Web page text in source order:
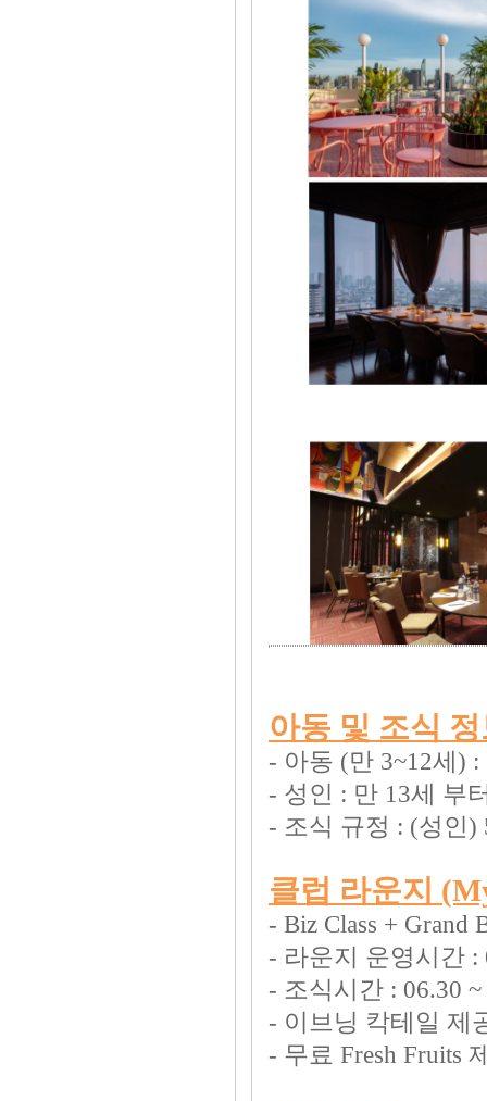
아동 및 조식
- 아동 (만 3~12세)
- 성인 : 만 13세 부
- 조식 규정 : (성인)
클럽 라운지
- Biz Class + Grand
- 라운지 운영시간 :
- 조식시간 : 06.30 ~
- 이브닝 칵테일 제
- 무료 Fresh Fruits